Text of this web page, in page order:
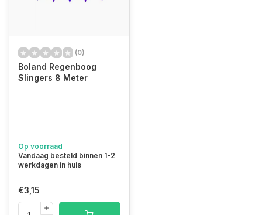
(0)
Boland Regenboog
Slingers 8 Meter
Op voorraad
Vandaag besteld binnen 1-2
werkdagen in huis
€3,15